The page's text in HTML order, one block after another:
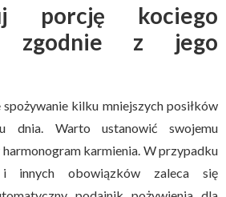
porcję kociego
zgodnie z jego
kilku mniejszych posiłków
dnia. Warto ustanowić swojemu
karmienia. W przypadku
i innych obowiązków zaleca się